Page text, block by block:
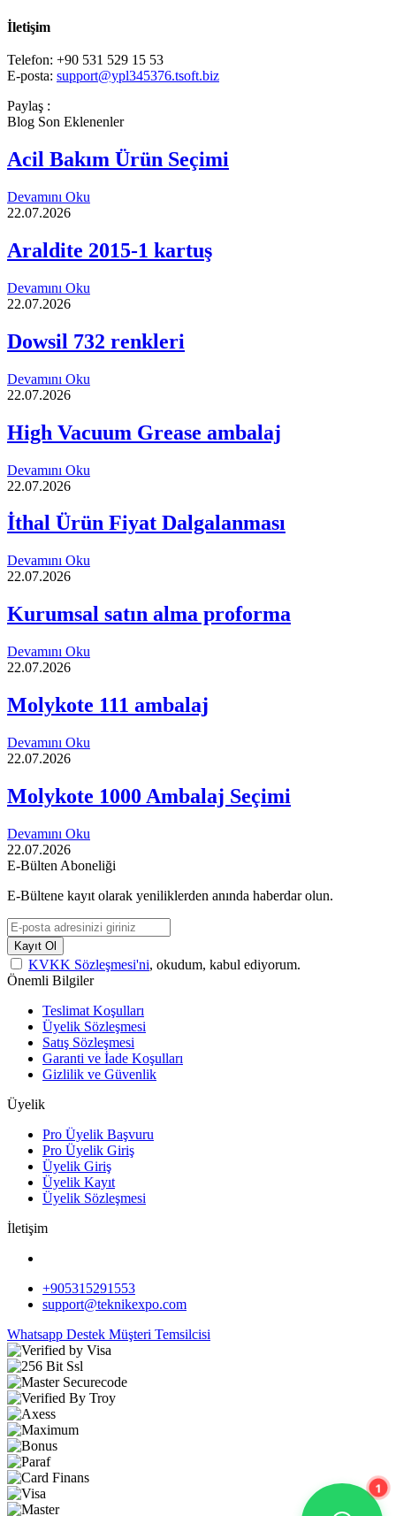
1
İletişim
Telefon: +90 531 529 15 53
E-posta: support@ypl345376.tsoft.biz
Paylaş :
Blog Son Eklenenler
Acil Bakım Ürün Seçimi
Devamını Oku
22.07.2026
Araldite 2015-1 kartuş
Devamını Oku
22.07.2026
Dowsil 732 renkleri
Devamını Oku
22.07.2026
High Vacuum Grease ambalaj
Devamını Oku
22.07.2026
İthal Ürün Fiyat Dalgalanması
Devamını Oku
22.07.2026
Kurumsal satın alma proforma
Devamını Oku
22.07.2026
Molykote 111 ambalaj
Devamını Oku
22.07.2026
Molykote 1000 Ambalaj Seçimi
Devamını Oku
22.07.2026
E-Bülten Aboneliği
E-Bültene kayıt olarak yeniliklerden anında haberdar olun.
Kayıt Ol
KVKK Sözleşmesi'ni, okudum, kabul ediyorum.
Önemli Bilgiler
Teslimat Koşulları
Üyelik Sözleşmesi
Satış Sözleşmesi
Garanti ve İade Koşulları
Gizlilik ve Güvenlik
Üyelik
Pro Üyelik Başvuru
Pro Üyelik Giriş
Üyelik Giriş
Üyelik Kayıt
Üyelik Sözleşmesi
İletişim
+905315291553
support@teknikexpo.com
Whatsapp Destek Müşteri Temsilcisi